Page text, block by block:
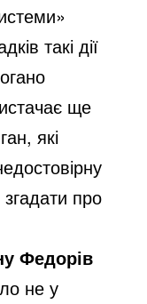
такі дії
ще
які
про
Федорів
не у